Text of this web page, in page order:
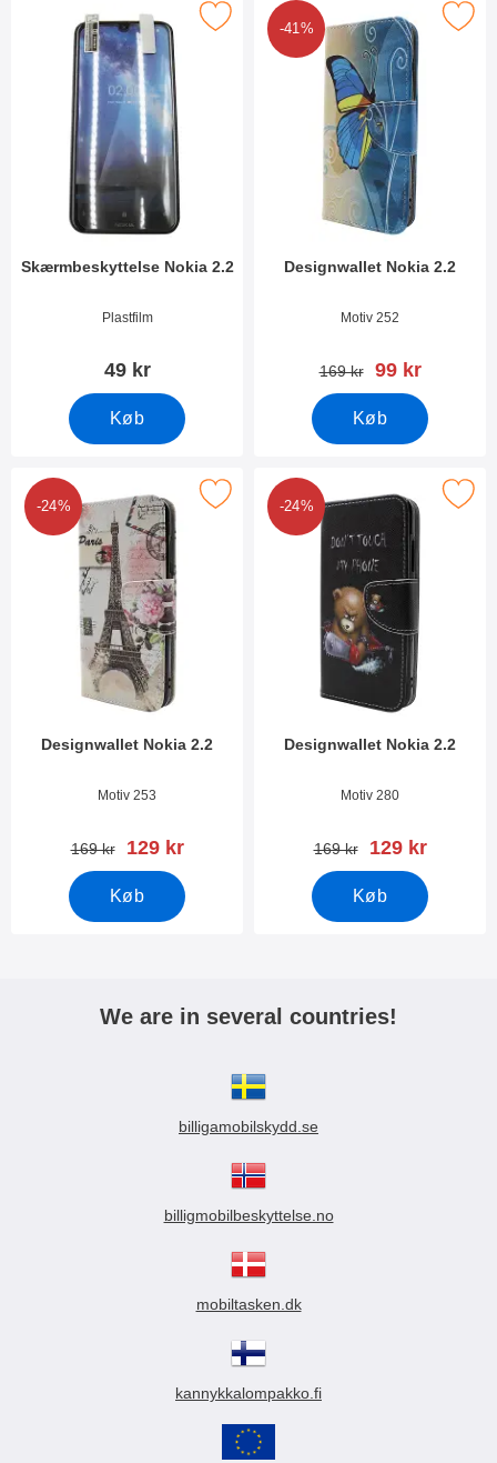
Skærmbeskyttelse Nokia 2.2
Varenr 34866Plastfilm
49 kr
Køb
Marker skærmbeskyttelse Nokia 2.2 som favorit
-41%
Designwallet Nokia 2.2
Varenr 35538Motiv 252
pris
169 kr pris
99 kr
Køb
Marker designwallet
-24%
Designwallet Nokia 2.2
Varenr 35537Motiv 253
pris
169 kr pris
129 kr
Køb
Marker designwallet Nokia 2.2 som favorit
-24%
Designwallet Nokia 2.2
Varenr 35408Motiv 280
pris
169 kr pris
129 kr
Køb
Marker designwallet
We are in several countries!
billigamobilskydd.se
billigmobilbeskyttelse.no
mobiltasken.dk
kannykkalompakko.fi